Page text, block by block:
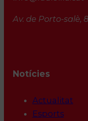
Av. de Porto-salè,
Notícies
Actualitat
Esports